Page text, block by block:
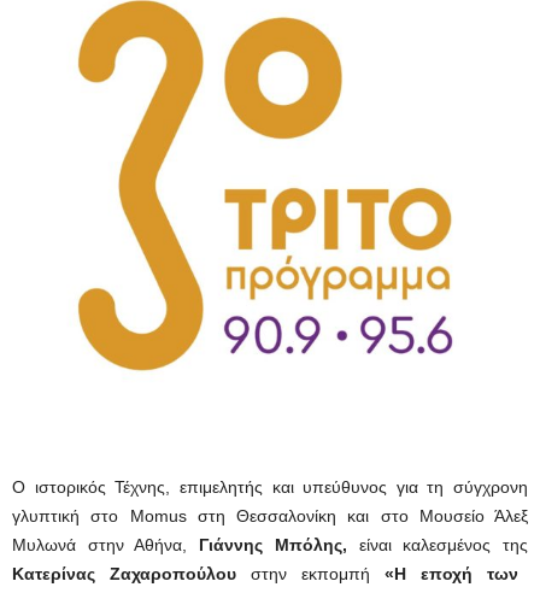
Ο ιστορικός Τέχνης, επιμελητής και υπεύθυνος για τη σύγχρονη
γλυπτική στο Momus στη Θεσσαλονίκη και στο Μουσείο Άλεξ
Μυλωνά στην Αθήνα, Γιάννης Μπόλης, είναι καλεσμένος της
Κατερίνας Ζαχαροπούλου στην εκπομπή «Η εποχή των